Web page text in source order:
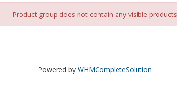
Product group does not contain any visible products
Powered by WHMCompleteSolution